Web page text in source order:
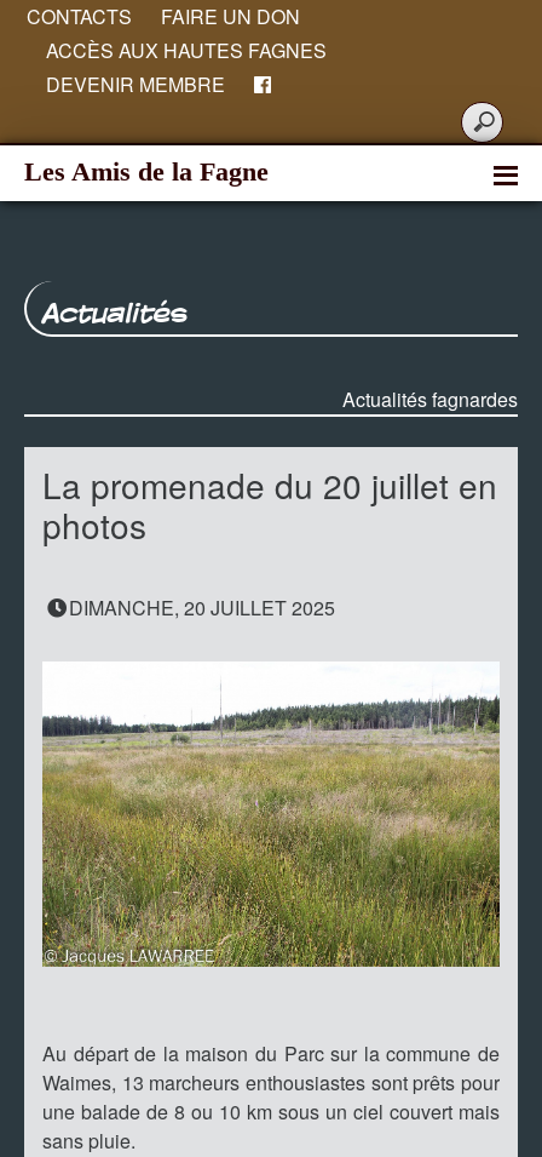
CONTACTS
FAIRE UN DON
ACCÈS AUX HAUTES FAGNES
DEVENIR MEMBRE
Les Amis de la Fagne
Actualités
Actualités fagnardes
La promenade du 20 juillet en
photos
DIMANCHE, 20 JUILLET 2025
Au départ de la maison du Parc sur la commune de
Waimes, 13 marcheurs enthousiastes sont prêts pour
une balade de 8 ou 10 km sous un ciel couvert mais
sans pluie.